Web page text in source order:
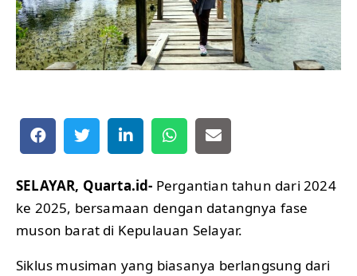
SELAYAR, Quarta.id- Pergantian tahun dari 2024
ke 2025, bersamaan dengan datangnya fase
muson barat di Kepulauan Selayar.
Siklus musiman yang biasanya berlangsung dari